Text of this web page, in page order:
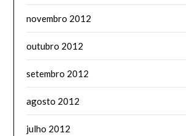
novembro 2012
outubro 2012
setembro 2012
agosto 2012
julho 2012